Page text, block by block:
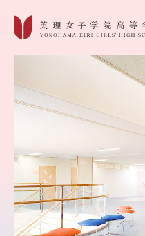
英理女子学院について
英理女子学院の教育
コース紹介
学校生活